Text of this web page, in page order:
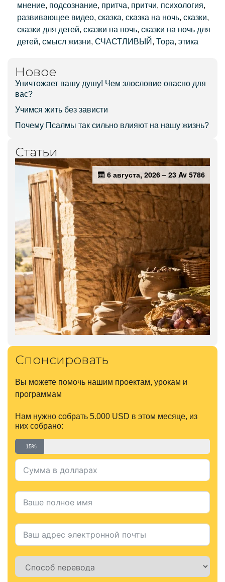
мнение, подсознание, притча, притчи, психология,
развивающее видео, сказка, сказка на ночь, сказки,
сказки для детей, сказки на ночь, сказки на ночь для
детей, смысл жизни, СЧАСТЛИВЫЙ , Тора, этика
Новое
Уничтожает вашу душу! Чем злословие опасно для
вас?
Учимся жить без зависти
Почему Псалмы так сильно влияют на нашу жизнь?
Статьи
Спонсировать
Вы можете помочь нашим проектам, урокам и
программам
Нам нужно собрать 5.000 USD в этом месяце, из
них собрано:
15%